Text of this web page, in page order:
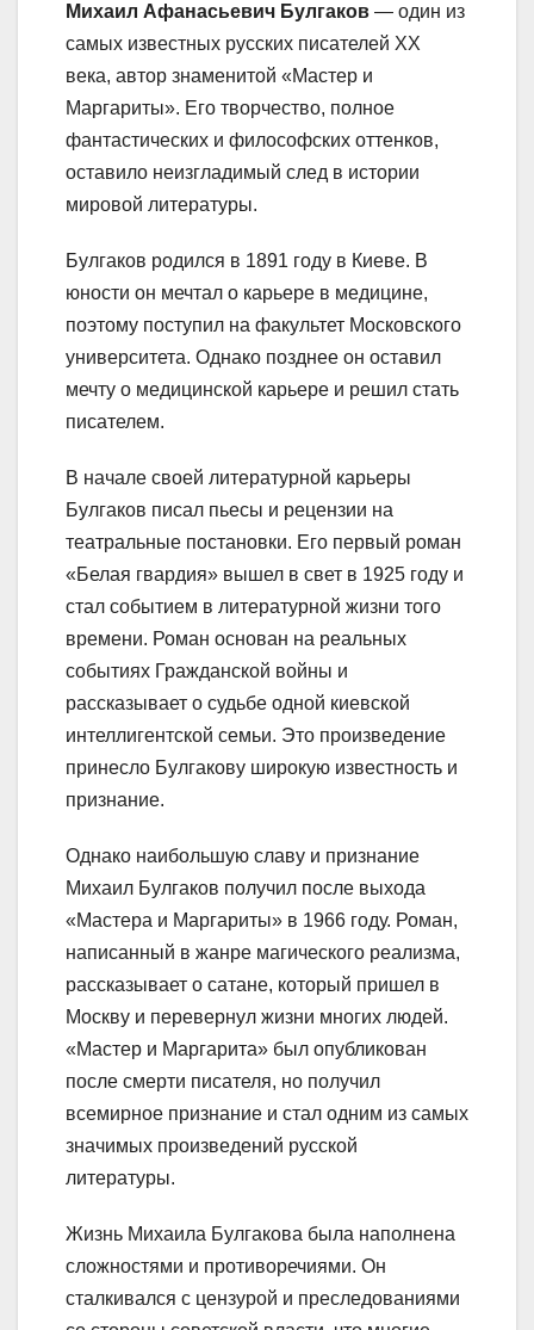
Михаил Афанасьевич Булгаков — один из
самых известных русских писателей XX
века, автор знаменитой «Мастер и
Маргариты». Его творчество, полное
фантастических и философских оттенков,
оставило неизгладимый след в истории
мировой литературы.
Булгаков родился в 1891 году в Киеве. В
юности он мечтал о карьере в медицине,
поэтому поступил на факультет Московского
университета. Однако позднее он оставил
мечту о медицинской карьере и решил стать
писателем.
В начале своей литературной карьеры
Булгаков писал пьесы и рецензии на
театральные постановки. Его первый роман
«Белая гвардия» вышел в свет в 1925 году и
стал событием в литературной жизни того
времени. Роман основан на реальных
событиях Гражданской войны и
рассказывает о судьбе одной киевской
интеллигентской семьи. Это произведение
принесло Булгакову широкую известность и
признание.
Однако наибольшую славу и признание
Михаил Булгаков получил после выхода
«Мастера и Маргариты» в 1966 году. Роман,
написанный в жанре магического реализма,
рассказывает о сатане, который пришел в
Москву и перевернул жизни многих людей.
«Мастер и Маргарита» был опубликован
после смерти писателя, но получил
всемирное признание и стал одним из самых
значимых произведений русской
литературы.
Жизнь Михаила Булгакова была наполнена
сложностями и противоречиями. Он
сталкивался с цензурой и преследованиями